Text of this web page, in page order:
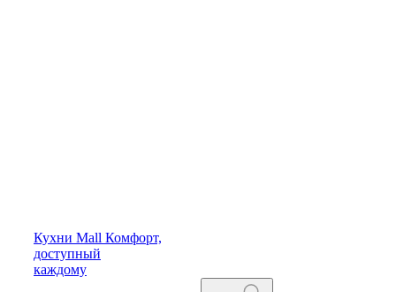
Кухни Mall Комфорт,
доступный
каждому